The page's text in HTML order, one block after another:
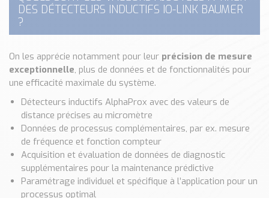
Classé par marque
RED LION
SCHMERSAL
Voir toutes les marques …
Nos outils et simulateurs
Téléchargement (Logiciels, Documents,..)
Formulaire sonde température
Convertisseur de pression
DES DÉTECTEURS INDUCTIFS IO-LINK BAUMER
?
On les apprécie notamment pour leur précision de mesure
exceptionnelle, plus de données et de fonctionnalités pour
une efficacité maximale du système.
Détecteurs inductifs AlphaProx avec des valeurs de
distance précises au micromètre
Données de processus complémentaires, par ex. mesure
de fréquence et fonction compteur
Acquisition et évaluation de données de diagnostic
supplémentaires pour la maintenance prédictive
Paramétrage individuel et spécifique à l’application pour un
processus optimal